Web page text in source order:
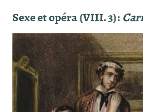
Sexe et opéra (VIII. 3) :